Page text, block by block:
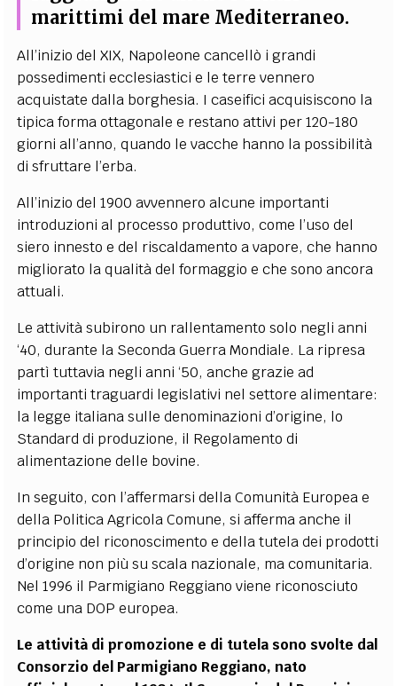
marittimi del mare Mediterraneo.
All’inizio del XIX, Napoleone cancellò i grandi
possedimenti ecclesiastici e le terre vennero
acquistate dalla borghesia. I caseifici acquisiscono la
tipica forma ottagonale e restano attivi per 120-180
giorni all’anno, quando le vacche hanno la possibilità
di sfruttare l’erba.
All’inizio del 1900 avvennero alcune importanti
introduzioni al processo produttivo, come l’uso del
siero innesto e del riscaldamento a vapore, che hanno
migliorato la qualità del formaggio e che sono ancora
attuali.
Le attività subirono un rallentamento solo negli anni
‘40, durante la Seconda Guerra Mondiale. La ripresa
partì tuttavia negli anni ‘50, anche grazie ad
importanti traguardi legislativi nel settore alimentare:
la legge italiana sulle denominazioni d’origine, lo
Standard di produzione, il Regolamento di
alimentazione delle bovine.
In seguito, con l’affermarsi della Comunità Europea e
della Politica Agricola Comune, si afferma anche il
principio del riconoscimento e della tutela dei prodotti
d’origine non più su scala nazionale, ma comunitaria.
Nel 1996 il Parmigiano Reggiano viene riconosciuto
come una DOP europea.
Le attività di promozione e di tutela sono svolte dal
Consorzio del Parmigiano Reggiano, nato